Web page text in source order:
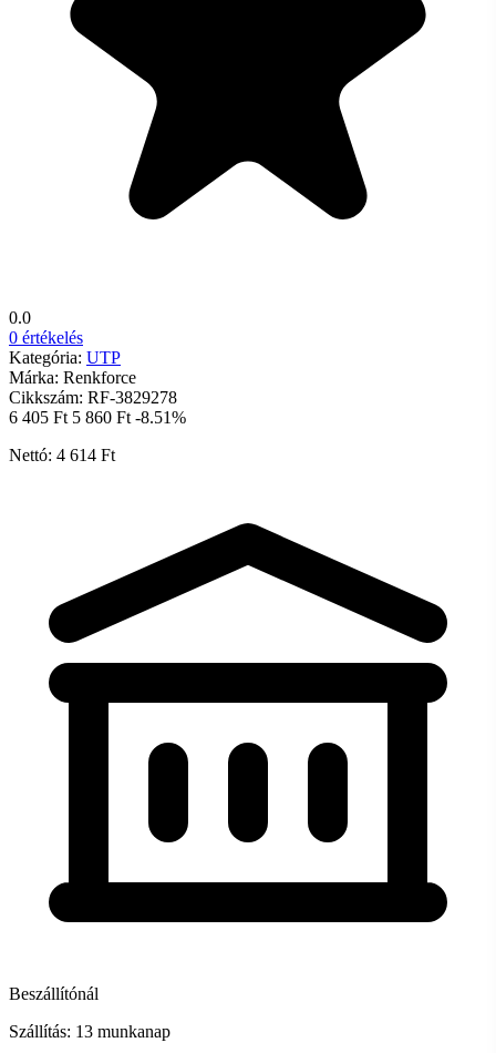
0.0
0 értékelés
Kategória: UTP
Márka: Renkforce
Cikkszám: RF-3829278
6 405 Ft 5 860 Ft -8.51%
Nettó: 4 614 Ft
Beszállítónál
Szállítás: 13 munkanap